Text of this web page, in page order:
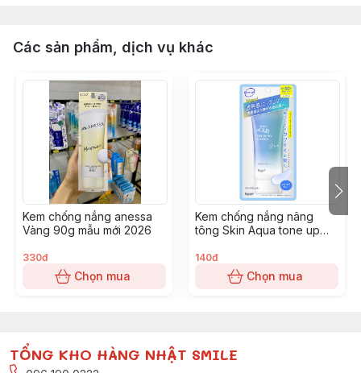
Các sản phẩm, dịch vụ khác
Kem chống nắng anessa
Vàng 90g mẫu mới 2026
330đ
Chọn mua
Kem chống nắng nâng
tông Skin Aqua tone up
pa++++ 80g - Xanh
Dương
140đ
Chọn mua
TỔNG KHO HÀNG NHẬT SMILE